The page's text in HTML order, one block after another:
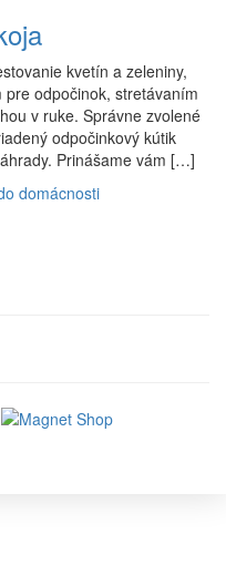
kvetín a zeleniny,
odpočinok, stretávaním
v ruke. Správne zvolené
odpočinkový kútik
Prinášame vám […]
domácnosti